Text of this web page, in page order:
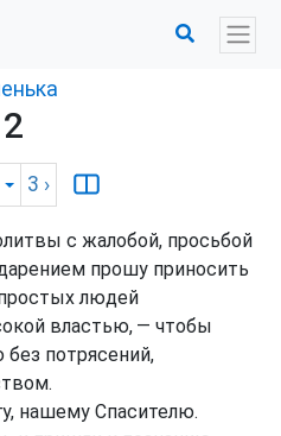
3 ›
с жалобой, просьбой
прошу приносить
людей
властью, — чтобы
потрясений,
нашему Спасителю.